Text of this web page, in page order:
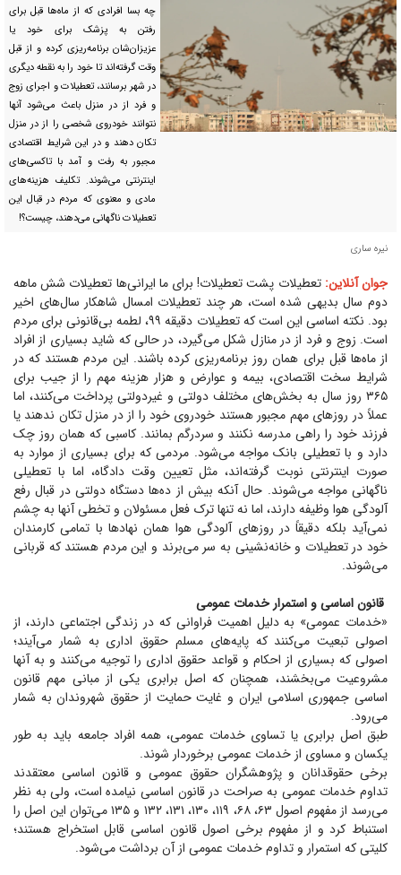
چه بسا افرادی که از ماه‌ها قبل برای
رفتن به پزشک برای خود یا
عزیزان‌شان برنامه‌ریزی کرده و از قبل
وقت گرفته‌اند تا خود را به نقطه دیگری
در شهر برسانند، تعطیلات و اجرای زوج
و فرد از در منزل باعث می‌شود آنها
نتوانند خودروی شخصی را از در منزل
تکان دهند و در این شرایط اقتصادی
مجبور به رفت و آمد با تاکسی‌های
اینترنتی می‌شوند. تکلیف هزینه‌های
مادی و معنوی که مردم در قبال این
تعطیلات ناگهانی می‌دهند، چیست؟!
نیره ساری
جوان آنلاین:تعطیلات پشت تعطیلات! برای ما ایرانی‌ها تعطیلات شش ماهه
دوم سال بدیهی شده است، هر چند تعطیلات امسال شاهکار سال‌های اخیر
بود. نکته اساسی این است که تعطیلات دقیقه ۹۹، لطمه بی‌قانونی برای مردم
است. زوج و فرد از در منازل شکل می‌گیرد، در حالی که شاید بسیاری از افراد
از ماه‌ها قبل برای همان روز برنامه‌ریزی کرده باشند. این مردم هستند که در
شرایط سخت اقتصادی، بیمه و عوارض و هزار هزینه مهم را از جیب برای
۳۶۵ روز سال به بخش‌های مختلف دولتی و غیردولتی پرداخت می‌کنند، اما
عملاً در روز‌های مهم مجبور هستند خودروی خود را از در منزل تکان ندهند یا
فرزند خود را راهی مدرسه نکنند و سردرگم بمانند. کاسبی که همان روز چک
دارد و با تعطیلی بانک مواجه می‌شود. مردمی که برای بسیاری از موارد به
صورت اینترنتی نوبت گرفته‌اند، مثل تعیین وقت دادگاه، اما با تعطیلی
ناگهانی مواجه می‌شوند. حال آنکه بیش از ده‌ها دستگاه دولتی در قبال رفع
آلودگی هوا وظیفه دارند، اما نه تنها ترک فعل مسئولان و تخطی آنها به چشم
نمی‌آید بلکه دقیقاً در روز‌های آلودگی هوا همان نهاد‌ها با تمامی کارمندان
خود در تعطیلات و خانه‌نشینی به سر می‌برند و این مردم هستند که قربانی
می‌شوند.
قانون اساسی و استمرار خدمات عمومی
«خدمات عمومی» به دلیل اهمیت فراوانی که در زندگی اجتماعی دارند، از
اصولی تبعیت می‌کنند که پایه‌های مسلم حقوق اداری به شمار می‌آیند؛
اصولی که بسیاری از احکام و قواعد حقوق اداری را توجیه می‌کنند و به آنها
مشروعیت می‌بخشند، همچنان که اصل برابری یکی از مبانی مهم قانون
اساسی جمهوری اسلامی ایران و غایت حمایت از حقوق شهروندان به شمار
می‌رود.
طبق اصل برابری یا تساوی خدمات عمومی، همه افراد جامعه باید به طور
یکسان و مساوی از خدمات عمومی برخوردار شوند.
برخی حقوقدانان و پژوهشگران حقوق عمومی و قانون اساسی معتقدند
تداوم خدمات عمومی به صراحت در قانون اساسی نیامده است، ولی به نظر
می‌رسد از مفهوم اصول ۶۳، ۶۸، ۱۱۹، ۱۳۰، ۱۳۱، ۱۳۲ و ۱۳۵ می‌توان این اصل را
استنباط کرد و از مفهوم برخی اصول قانون اساسی قابل استخراج هستند؛
کلیتی که استمرار و تداوم خدمات عمومی از آن برداشت می‌شود.